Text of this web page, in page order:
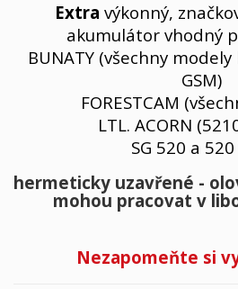
Extra výkonný,
akumulátor vhodný
BUNATY (všechny
GSM)
FORESTCAM
LTL. ACORN
SG 520 a 520
hermeticky uzavřené -
mohou pracovat v
Nezapomeňte si